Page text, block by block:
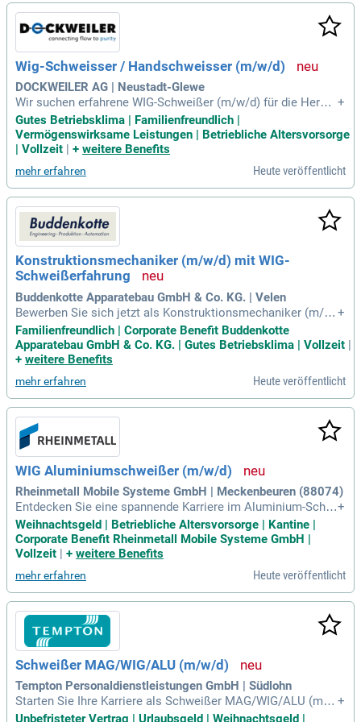
Montage von Produktionsanlagen. Bei uns arbeitest du in ei
nem engagierten Team, das Wert auf partnerschaftliche Zus
ammenarbeit legt. Bewirb dich jetzt, um Teil eines zukunfts
orientierten Unternehmens zu werden und deine Fähigkeiten
in einem spannenden Umfeld einzubringen!
Wig-Schweisser / Handschweisser (m/w/d)
DOCKWEILER AG | Neustadt-Glewe
Wir suchen erfahrene WIG-Schweißer (m/w/d) für die Herste
llung von Rohrkomponenten. Ihre Aufgaben umfassen das L
esen von technischen Zeichnungen, das manuelle und orbit
al WIG-Schweißen sowie die Überprüfung der Bauteile durch
ten sorgfältig in Weldlogs und Checklisten. Sicherheits- und
Qualitätsvorschriften sind für Sie selbstverständlich. Ein Sc
hweißzertifikat nach ISO 9606 oder ISO 14732 ist wünschen
swert und Sie arbeiten im 2-Schichtsystem. Wir erwarten ein
hohes Qualitätsbewusstsein sowie Fingerfertigkeit und ein
gutes räumliches Vorstellungsvermögen.
+
Gutes Betriebsklima | Familienfreundlich |
Vermögenswirksame Leistungen | Betriebliche Altersvorsorge
| Vollzeit
+ weitere Benefits
mehr erfahren Heute veröffentlicht
Konstruktionsmechaniker (m/w/d) mit WIG-
Schweißerfahrung
Buddenkotte Apparatebau GmbH & Co. KG. | Velen
Bewerben Sie sich jetzt als Konstruktionsmechaniker (m/w/
d) in Vollzeit an unserem Standort in Velen! Wir suchen Fac
hkräfte für WIG-Schweißarbeiten an Edelstahlblechen und d
eren Weiterverarbeitung. Ihre Aufgaben umfassen die Anfert
tsergebnisse gemäß Qualitätsstandards. Eine abgeschlosse
ne Ausbildung als Konstruktionsmechaniker oder vergleichb
are Qualifikation ist erforderlich. Teamfähigkeit und sorgfält
ige Arbeitsweise sind uns wichtig. Profitieren Sie von einem
familienfreundlichen Arbeitsumfeld, umfangreichen Corpora
te Benefits und einem modernen Maschinenpark bei Budden
kotte!
+
Familienfreundlich | Corporate Benefit Buddenkotte
Apparatebau GmbH & Co. KG. | Gutes Betriebsklima | Vollzeit |
+ weitere Benefits
mehr erfahren Heute veröffentlicht
WIG Aluminiumschweißer (m/w/d)
Rheinmetall Mobile Systeme GmbH | Meckenbeuren (88074)
Entdecken Sie eine spannende Karriere im Aluminium-Schw
eißen am Standort Meckenbeuren! Wir suchen engagierte S
chweißer (m/w/d) mit abgeschlossener Berufsausbildung, i
dealerweise als Konstruktionsmechaniker. Sie führen WIG-S
alität. Ihre handwerklichen Fähigkeiten und technischen Ken
ntnisse, einschließlich der Fähigkeit, Zeichnungen zu lesen,
werden bei uns geschätzt. Gute Deutschkenntnisse und ein
Führerschein Klasse B sind von Vorteil. Profitieren Sie von e
iner attraktiven Vergütung nach dem Tarifvertrag der Metall-
und Elektroindustrie Baden-Württemberg, während Sie an int
eressanten Projekten arbeiten.
+
Weihnachtsgeld | Betriebliche Altersvorsorge | Kantine |
Corporate Benefit Rheinmetall Mobile Systeme GmbH |
Vollzeit | + weitere Benefits
mehr erfahren Heute veröffentlicht
Schweißer MAG/WIG/ALU (m/w/d)
Tempton Personaldienstleistungen GmbH | Südlohn
Starten Sie Ihre Karriere als Schweißer MAG/WIG/ALU (m/
w/d) bei Tempton! Wir suchen ab sofort motivierte Talente,
+